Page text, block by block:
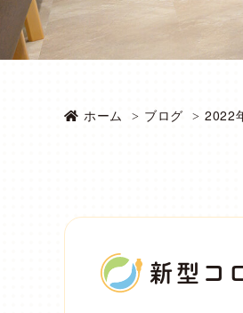
ホーム ブログ 2022
新型コ